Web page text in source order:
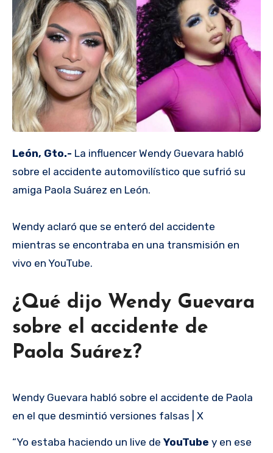
León, Gto.- La influencer Wendy Guevara habló
sobre el accidente automovilístico que sufrió su
amiga Paola Suárez en León.
Wendy aclaró que se enteró del accidente
mientras se encontraba en una transmisión en
vivo en YouTube.
¿Qué dijo Wendy Guevara
sobre el accidente de
Paola Suárez?
Wendy Guevara habló sobre el accidente de Paola
en el que desmintió versiones falsas | X
“Yo estaba haciendo un live de YouTube y en ese